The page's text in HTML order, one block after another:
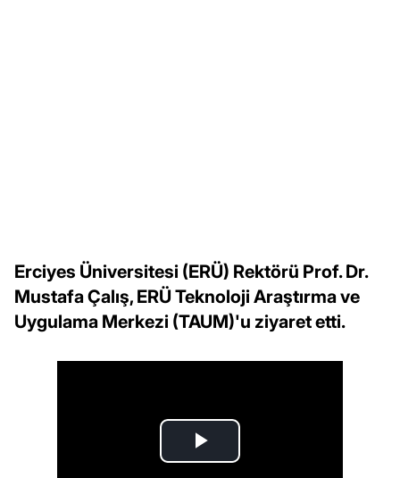
Erciyes Üniversitesi (ERÜ) Rektörü Prof. Dr.
Mustafa Çalış, ERÜ Teknoloji Araştırma ve
Uygulama Merkezi (TAUM)'u ziyaret etti.